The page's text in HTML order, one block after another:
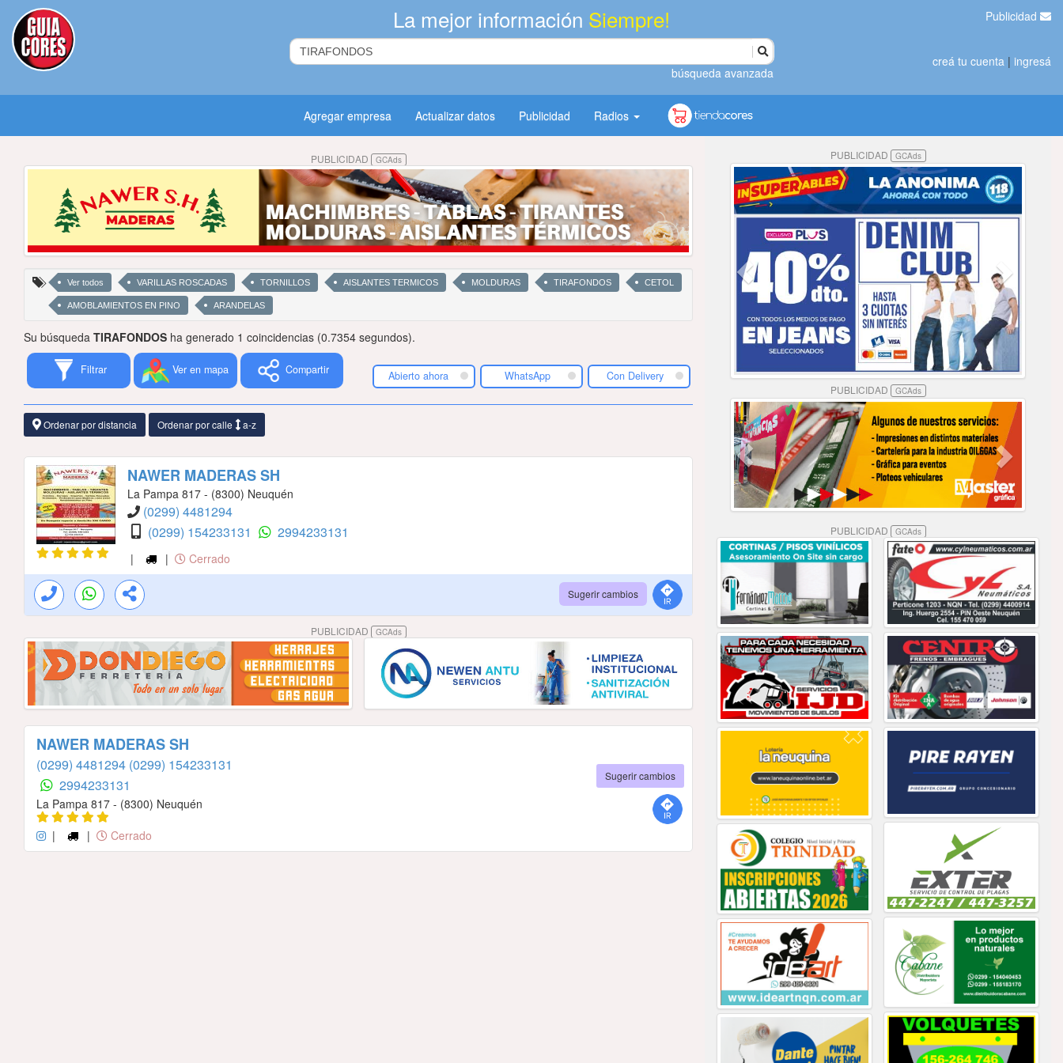
La mejor información Siempre!
búsqueda avanzada
Publicidad
creá tu cuenta | ingresá
Agregar empresa Actualizar datos Publicidad Radios
PUBLICIDAD GCAds
Ver todos VARILLAS ROSCADAS TORNILLOS AISLANTES TERMICOS MOLDURAS TIRAFONDOS CETOL
AMOBLAMIENTOS EN PINO ARANDELAS
Su búsqueda TIRAFONDOS ha generado 1 coincidencias (0.7354 segundos).
Filtrar Ver en mapa Compartir Abierto ahora WhatsApp Con Delivery
Ordenar por distancia Ordenar por calle a-z
NAWER MADERAS SH
La Pampa 817 - (8300) Neuquén
(0299) 4481294
(0299) 154233131
2994233131
| | Cerrado
Sugerir cambios
PUBLICIDAD GCAds
NAWER MADERAS SH
(0299) 4481294 (0299) 154233131
2994233131
La Pampa 817 - (8300) Neuquén
|
| Cerrado
Sugerir cambios
PUBLICIDAD GCAds
PUBLICIDAD GCAds
PUBLICIDAD GCAds